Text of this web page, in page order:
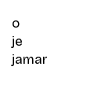
o
je
jamar